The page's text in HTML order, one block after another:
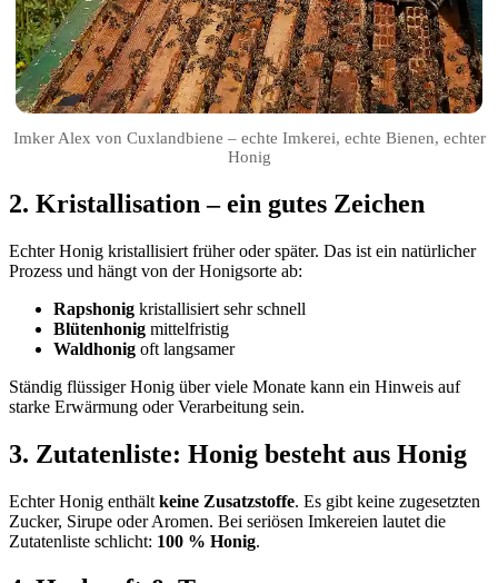
Imker Alex von Cuxlandbiene – echte Imkerei, echte Bienen, echter
Honig
2. Kristallisation – ein gutes Zeichen
Echter Honig kristallisiert früher oder später. Das ist ein natürlicher
Prozess und hängt von der Honigsorte ab:
Rapshonig kristallisiert sehr schnell
Blütenhonig mittelfristig
Waldhonig oft langsamer
Ständig flüssiger Honig über viele Monate kann ein Hinweis auf
starke Erwärmung oder Verarbeitung sein.
3. Zutatenliste: Honig besteht aus Honig
Echter Honig enthält keine Zusatzstoffe. Es gibt keine zugesetzten
Zucker, Sirupe oder Aromen. Bei seriösen Imkereien lautet die
Zutatenliste schlicht: 100 % Honig.